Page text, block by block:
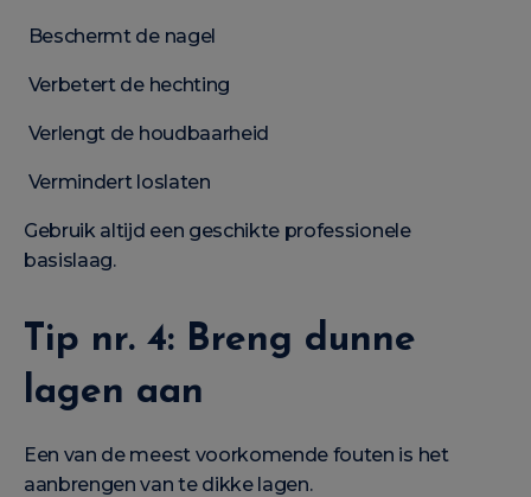
Beschermt de nagel
Verbetert de hechting
Verlengt de houdbaarheid
Vermindert loslaten
Gebruik altijd een geschikte professionele
basislaag.
Tip nr. 4: Breng dunne
lagen aan
Een van de meest voorkomende fouten is het
aanbrengen van te dikke lagen.